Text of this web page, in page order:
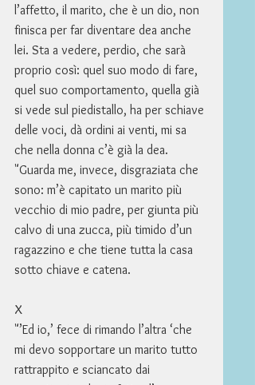
l’affetto, il marito, che è un dio, non
finisca per far diventare dea anche
lei. Sta a vedere, perdio, che sarà
proprio così: quel suo modo di fare,
quel suo comportamento, quella già
si vede sul piedistallo, ha per schiave
delle voci, dà ordini ai venti, mi sa
che nella donna c’è già la dea.
"Guarda me, invece, disgraziata che
sono: m’è capitato un marito più
vecchio di mio padre, per giunta più
calvo di una zucca, più timido d’un
ragazzino e che tiene tutta la casa
sotto chiave e catena.
X
"’Ed io,’ fece di rimando l’altra ‘che
mi devo sopportare un marito tutto
rattrappito e sciancato dai